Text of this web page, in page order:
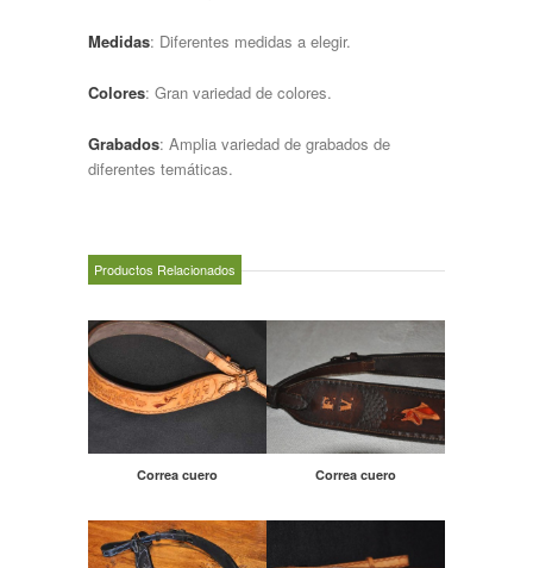
Medidas: Diferentes medidas a elegir.
Colores: Gran variedad de colores.
Grabados: Amplia variedad de grabados de
diferentes temáticas.
Productos Relacionados
Correa cuero Correa cuero